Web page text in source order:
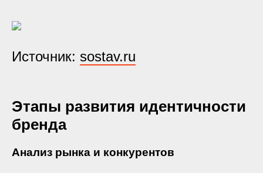
Источник: sostav.ru
Этапы развития идентичности
бренда
Анализ рынка и конкурентов